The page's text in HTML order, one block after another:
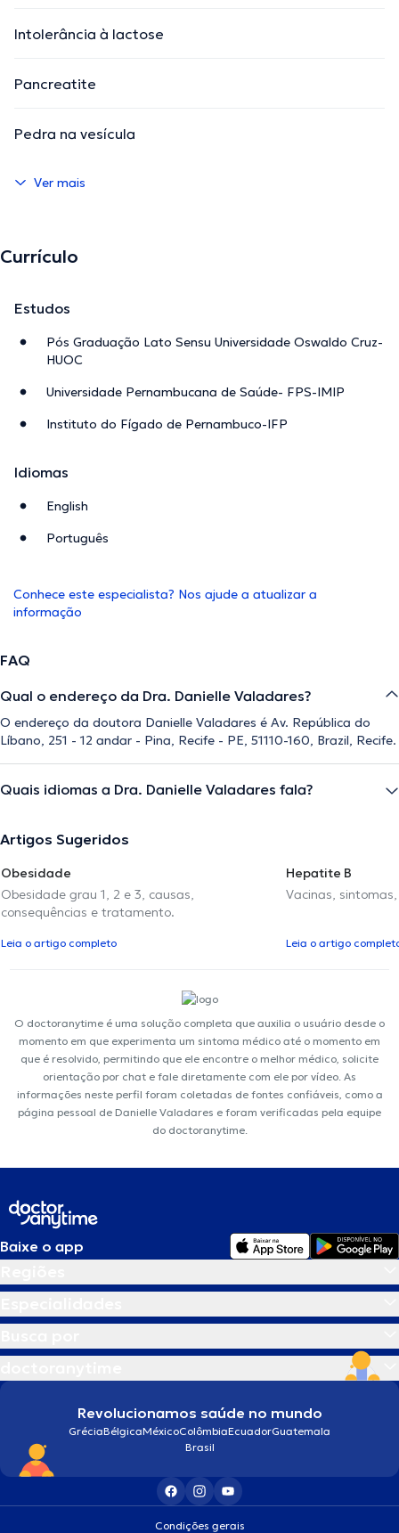
Intolerância à lactose
Pancreatite
Pedra na vesícula
Ver mais
Currículo
Estudos
Pós Graduação Lato Sensu Universidade Oswaldo Cruz-
HUOC
Universidade Pernambucana de Saúde- FPS-IMIP
Instituto do Fígado de Pernambuco-IFP
Idiomas
English
Português
Conhece este especialista? Nos ajude a atualizar a
informação
FAQ
Qual o endereço da Dra. Danielle Valadares?
O endereço da doutora Danielle Valadares é Av. República do
Líbano, 251 - 12 andar - Pina, Recife - PE, 51110-160, Brazil, Recife.
Quais idiomas a Dra. Danielle Valadares fala?
Artigos Sugeridos
Obesidade
Obesidade grau 1, 2 e 3, causas,
consequências e tratamento.
Leia o artigo completo
Hepatite B
Vacinas,
Leia o artigo
O doctoranytime é uma solução completa que auxilia o usuário desde o
momento em que experimenta um sintoma médico até o momento em
que é resolvido, permitindo que ele encontre o melhor médico, solicite
orientação por chat e fale diretamente com ele por vídeo. As
informações neste perfil foram coletadas de fontes confiáveis, como a
página pessoal de Danielle Valadares e foram verificadas pela equipe
do doctoranytime.
Baixe o app
Revolucionamos saúde no mundo
GréciaBélgicaMéxicoColômbiaEcuadorGuatemala
Brasil
Condições gerais